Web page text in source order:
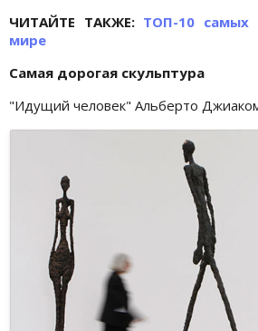
ЧИТАЙТЕ ТАКЖЕ: ТОП-10 самых
мире
Самая дорогая скульптура
"Идущий человек" Альберто